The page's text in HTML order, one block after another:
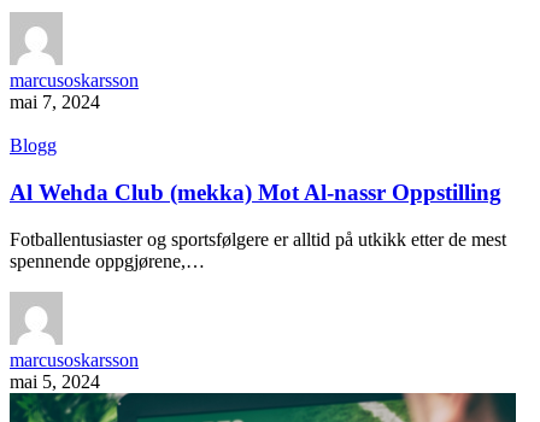
marcusoskarsson
mai 7, 2024
Blogg
Al Wehda Club (mekka) Mot Al-nassr Oppstilling
Fotballentusiaster og sportsfølgere er alltid på utkikk etter de mest
spennende oppgjørene,…
marcusoskarsson
mai 5, 2024